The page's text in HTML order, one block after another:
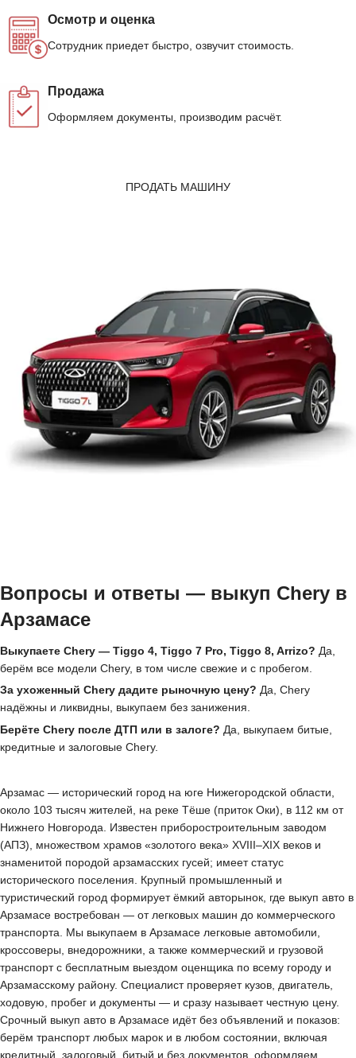
Осмотр и оценка
Сотрудник приедет быстро, озвучит стоимость.
Продажа
Оформляем документы, производим расчёт.
ПРОДАТЬ МАШИНУ
Вопросы и ответы — выкуп Chery в
Арзамасе
Выкупаете Chery — Tiggo 4, Tiggo 7 Pro, Tiggo 8, Arrizo? Да,
берём все модели Chery, в том числе свежие и с пробегом.
За ухоженный Chery дадите рыночную цену? Да, Chery
надёжны и ликвидны, выкупаем без занижения.
Берёте Chery после ДТП или в залоге? Да, выкупаем битые,
кредитные и залоговые Chery.
Арзамас — исторический город на юге Нижегородской области,
около 103 тысяч жителей, на реке Тёше (приток Оки), в 112 км от
Нижнего Новгорода. Известен приборостроительным заводом
(АПЗ), множеством храмов «золотого века» XVIII–XIX веков и
знаменитой породой арзамасских гусей; имеет статус
исторического поселения. Крупный промышленный и
туристический город формирует ёмкий авторынок, где выкуп авто в
Арзамасе востребован — от легковых машин до коммерческого
транспорта. Мы выкупаем в Арзамасе легковые автомобили,
кроссоверы, внедорожники, а также коммерческий и грузовой
транспорт с бесплатным выездом оценщика по всему городу и
Арзамасскому району. Специалист проверяет кузов, двигатель,
ходовую, пробег и документы — и сразу называет честную цену.
Срочный выкуп авто в Арзамасе идёт без объявлений и показов:
берём транспорт любых марок и в любом состоянии, включая
кредитный, залоговый, битый и без документов, оформляем